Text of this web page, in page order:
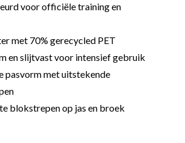
voor officiële training en
met 70% gerecycled PET
en slijtvast voor intensief gebruik
pasvorm met uitstekende
blokstrepen op jas en broek